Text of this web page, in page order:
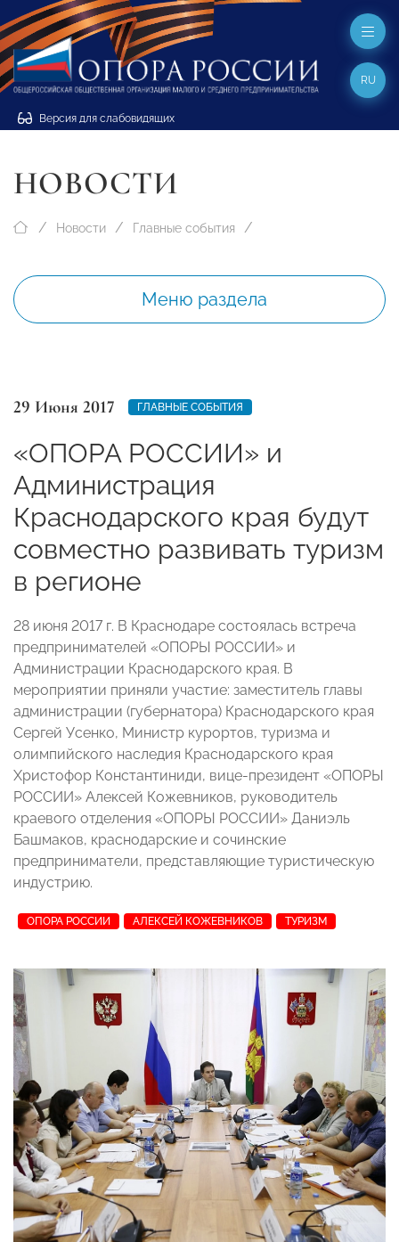
Версия для слабовидящих
RU
НОВОСТИ
Новости Главные события
Меню раздела
29 Июня 2017 ГЛАВНЫЕ СОБЫТИЯ
«ОПОРА РОССИИ» и
Администрация
Краснодарского края будут
совместно развивать туризм
в регионе
28 июня 2017 г. В Краснодаре состоялась встреча
предпринимателей «ОПОРЫ РОССИИ» и
Администрации Краснодарского края. В
мероприятии приняли участие: заместитель главы
администрации (губернатора) Краснодарского края
Сергей Усенко, Министр курортов, туризма и
олимпийского наследия Краснодарского края
Христофор Константиниди, вице-президент «ОПОРЫ
РОССИИ» Алексей Кожевников, руководитель
краевого отделения «ОПОРЫ РОССИИ» Даниэль
Башмаков, краснодарские и сочинские
предприниматели, представляющие туристическую
индустрию.
ОПОРА РОССИИ АЛЕКСЕЙ КОЖЕВНИКОВ ТУРИЗМ